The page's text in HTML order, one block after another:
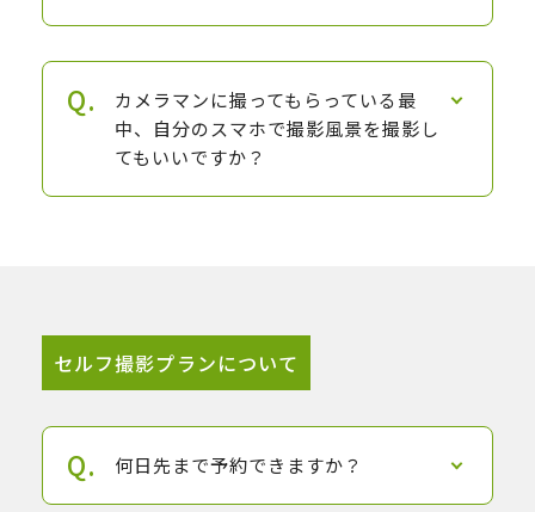
カメラマンに撮ってもらっている最
中、自分のスマホで撮影風景を撮影し
てもいいですか？
セルフ撮影プランについて
何日先まで予約できますか？